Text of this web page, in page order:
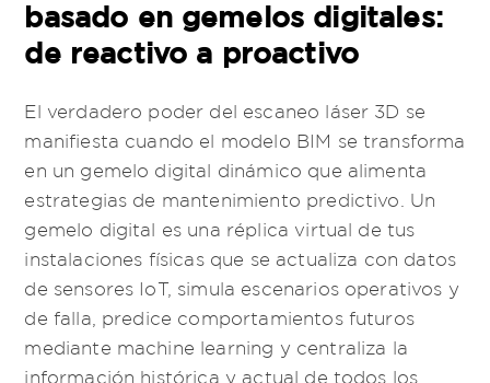
basado en gemelos digitales:
de reactivo a proactivo
El verdadero poder del escaneo láser 3D se
manifiesta cuando el modelo BIM se transforma
en un gemelo digital dinámico que alimenta
estrategias de mantenimiento predictivo. Un
gemelo digital es una réplica virtual de tus
instalaciones físicas que se actualiza con datos
de sensores IoT, simula escenarios operativos y
de falla, predice comportamientos futuros
mediante machine learning y centraliza la
información histórica y actual de todos los